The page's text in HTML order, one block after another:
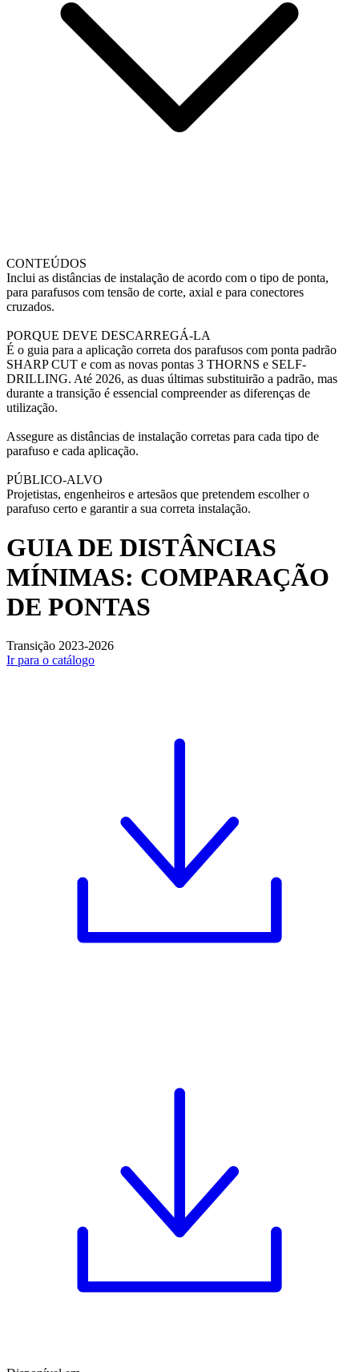
CONTEÚDOS
Inclui as distâncias de instalação de acordo com o tipo de ponta,
para parafusos com tensão de corte, axial e para conectores
cruzados.
PORQUE DEVE DESCARREGÁ-LA
É o guia para a aplicação correta dos parafusos com ponta padrão
SHARP CUT e com as novas pontas 3 THORNS e SELF-
DRILLING. Até 2026, as duas últimas substituirão a padrão, mas
durante a transição é essencial compreender as diferenças de
utilização.
Assegure as distâncias de instalação corretas para cada tipo de
parafuso e cada aplicação.
PÚBLICO-ALVO
Projetistas, engenheiros e artesãos que pretendem escolher o
parafuso certo e garantir a sua correta instalação.
GUIA DE DISTÂNCIAS
MÍNIMAS: COMPARAÇÃO
DE PONTAS
Transição 2023-2026
Ir para o catálogo